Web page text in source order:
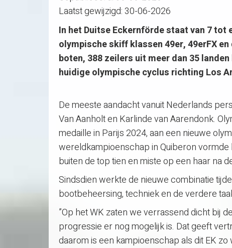
Laatst gewijzigd: 30-06-2026
In het Duitse Eckernförde staat van 7 tot
olympische skiff klassen 49er, 49erFX
boten, 388 zeilers uit meer dan 35
huidige olympische cyclus richting Los
De meeste aandacht vanuit Nederlands
Van Aanholt en Karlinde van Aarendonk.
medaille in Parijs 2024, aan een nieuwe
wereldkampioenschap in Quiberon
buiten de top tien en miste op een haar na
Sindsdien werkte de nieuwe combinatie
bootbeheersing, techniek en de verdere
”Op het WK zaten we verrassend dicht bij
progressie er nog mogelijk is. Dat geeft
daarom is een kampioenschap als dit EK